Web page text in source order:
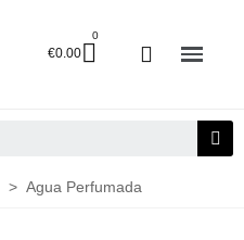
€0.00
> Agua Perfumada